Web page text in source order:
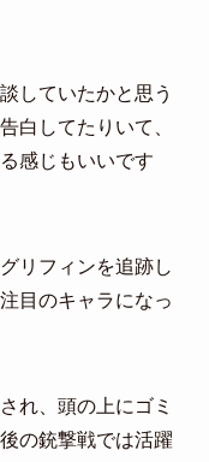
していたかと思う
白してたりいて、
感じもいいです
リフィンを追跡し
目のキャラになっ
れ、頭の上にゴミ
の銃撃戦では活躍